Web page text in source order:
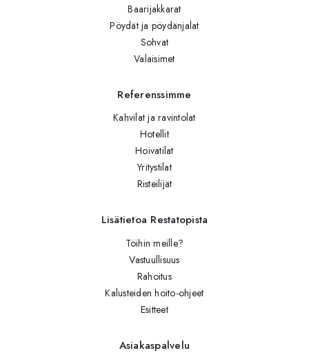
Baarijakkarat
Pöydät ja pöydänjalat
Sohvat
Valaisimet
Referenssimme
Kahvilat ja ravintolat
Hotellit
Hoivatilat
Yritystilat
Risteilijät
Lisätietoa Restatopista
Töihin meille?
Vastuullisuus
Rahoitus
Kalusteiden hoito-ohjeet
Esitteet
Asiakaspalvelu